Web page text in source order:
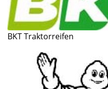
BKT Traktorreifen